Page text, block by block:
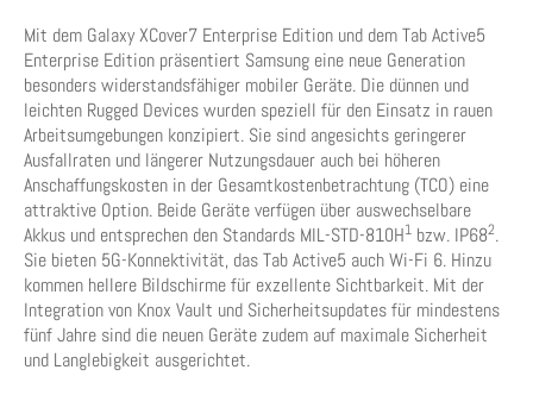
Mit dem Galaxy XCover7 Enterprise Edition und dem Tab Active5
Enterprise Edition präsentiert Samsung eine neue Generation
besonders widerstandsfähiger mobiler Geräte. Die dünnen und
leichten Rugged Devices wurden speziell für den Einsatz in rauen
Arbeitsumgebungen konzipiert. Sie sind angesichts geringerer
Ausfallraten und längerer Nutzungsdauer auch bei höheren
Anschaffungskosten in der Gesamtkostenbetrachtung (TCO) eine
attraktive Option. Beide Geräte verfügen über auswechselbare
Akkus und entsprechen den Standards MIL-STD-810H1 bzw. IP682.
Sie bieten 5G-Konnektivität, das Tab Active5 auch Wi-Fi 6. Hinzu
kommen hellere Bildschirme für exzellente Sichtbarkeit. Mit der
Integration von Knox Vault und Sicherheitsupdates für mindestens
fünf Jahre sind die neuen Geräte zudem auf maximale Sicherheit
und Langlebigkeit ausgerichtet.